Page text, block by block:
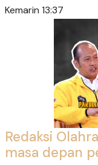
Kemarin 13:37
Redaksi
masa depan